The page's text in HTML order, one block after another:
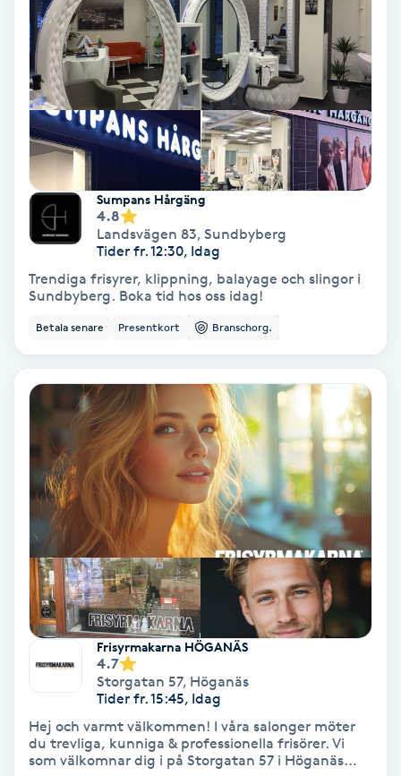
Nagelförlängning akryl
Nagelförlängning gelé
Nagelförlängning glasfiber
Nagelförlängning silke
Nagelförstärkning
Nagelklippning
Nagelsvamp
Nagelvård
Naglar borttagning
Naglar reparation
Naprapati
Navelpiercing
NBE-massage
Ny frisyr
Sumpans Hårgäng
4.8
Landsvägen 83, Sundbyberg
Tider fr. 12:30, Idag
Trendiga frisyrer, klippning, balayage och slingor i
Sundbyberg. Boka tid hos oss idag!
Betala senare Presentkort Branschorg.
Frisyrmakarna HÖGANÄS
4.7
Storgatan 57, Höganäs
Tider fr. 15:45, Idag
Hej och varmt välkommen! I våra salonger möter
du trevliga, kunniga & professionella frisörer. Vi
som välkomnar dig i på Storgatan 57 i Höganäs